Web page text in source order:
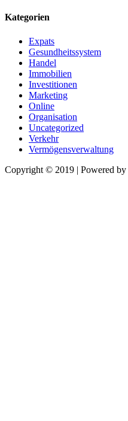
Kategorien
Expats
Gesundheitssystem
Handel
Immobilien
Investitionen
Marketing
Online
Organisation
Uncategorized
Verkehr
Vermögensverwaltung
Copyright © 2019 | Powered by